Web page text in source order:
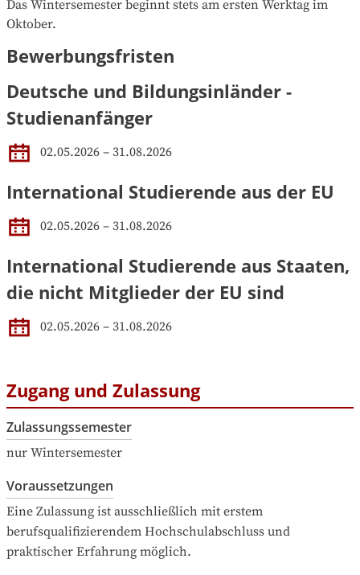
Das Wintersemester beginnt stets am ersten Werktag im
Oktober.
Bewerbungsfristen
Deutsche und Bildungsinländer -
Studienanfänger
02.05.2026 – 31.08.2026
International Studierende aus der EU
02.05.2026 – 31.08.2026
International Studierende aus Staaten,
die nicht Mitglieder der EU sind
02.05.2026 – 31.08.2026
Zugang und Zulassung
Zulassungssemester
nur Wintersemester
Voraussetzungen
Eine Zulassung ist ausschließlich mit erstem
berufsqualifizierendem Hochschulabschluss und
praktischer Erfahrung möglich.